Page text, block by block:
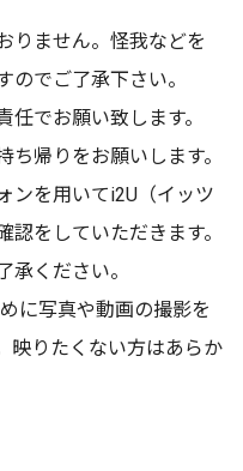
りません。怪我などを
のでご了承下さい。
任でお願い致します。
ち帰りをお願いします。
ンを用いてi2U（イッツ
をしていただきます。
承ください。
に写真や動画の撮影を
映りたくない方はあらか